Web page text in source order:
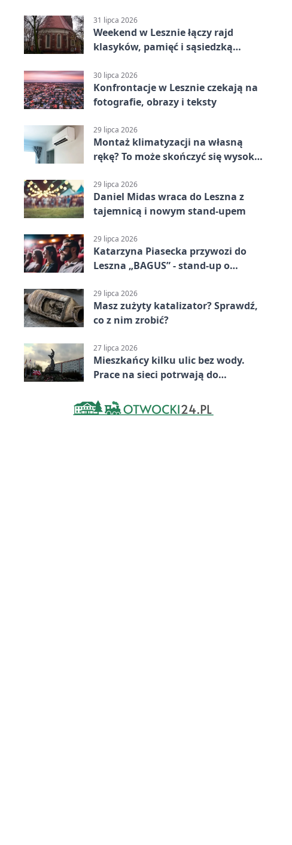
31 lipca 2026
Weekend w Lesznie łączy rajd
klasyków, pamięć i sąsiedzką
30 lipca 2026
Konfrontacje w Lesznie czekają na
fotografie, obrazy i teksty
29 lipca 2026
Montaż klimatyzacji na własną
rękę? To może skończyć się wysoką
29 lipca 2026
Daniel Midas wraca do Leszna z
tajemnicą i nowym stand-upem
29 lipca 2026
Katarzyna Piasecka przywozi do
Leszna „BAGUS” - stand-up o
29 lipca 2026
Masz zużyty katalizator? Sprawdź,
co z nim zrobić?
27 lipca 2026
Mieszkańcy kilku ulic bez wody.
Prace na sieci potrwają do